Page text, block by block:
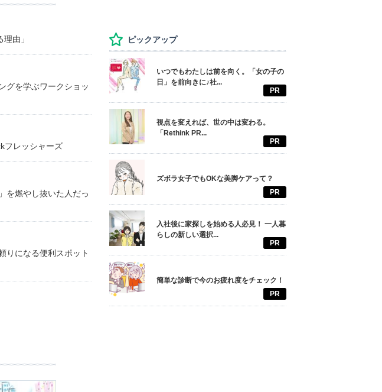
由」
グを学ぶワークショッ
フレッシャーズ
を燃やし抜いた人だっ
りになる便利スポット
ピックアップ
いつでもわたしは前を向く。「女の子の
日」を前向きに♪社...
PR
視点を変えれば、世の中は変わる。
「Rethink PR...
PR
ズボラ女子でもOKな美脚ケアって？
PR
入社後に家探しを始める人必見！ 一人暮
らしの新しい選択...
PR
簡単な診断で今のお疲れ度をチェック！
PR